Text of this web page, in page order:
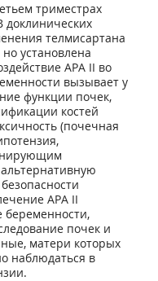
триместрах
доклинических
телмисартана
установлена
АРА II во
вызывает у
функции почек,
костей
(почечная
АРА II
беременности,
почек и
матери которых
наблюдаться в